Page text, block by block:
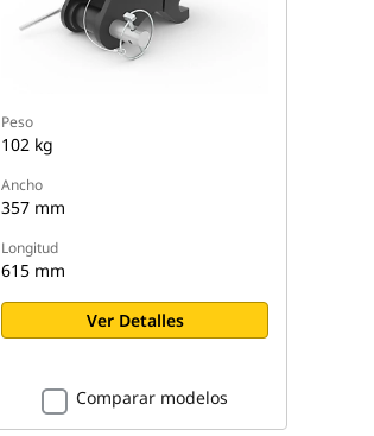
Peso
102 kg
Ancho
357 mm
Longitud
615 mm
Ver Detalles
Comparar modelos